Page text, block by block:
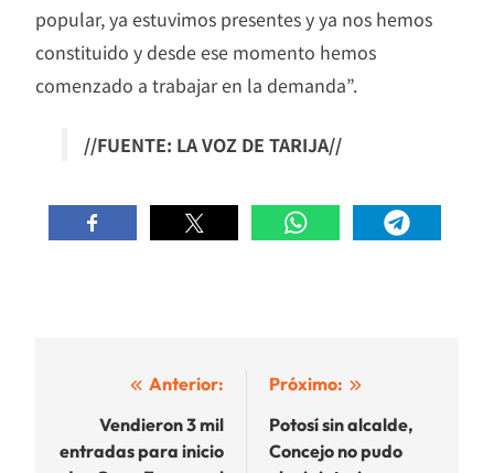
popular, ya estuvimos presentes y ya nos hemos
constituido y desde ese momento hemos
comenzado a trabajar en la demanda”.
//FUENTE: LA VOZ DE TARIJA//
Navegación
Anterior:
Vendieron 3 mil
entradas para inicio
Próximo:
Potosí sin alcalde,
Concejo no pudo